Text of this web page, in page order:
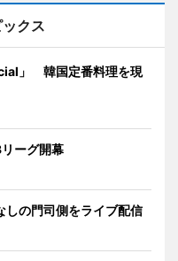
クス
」 韓国定番料理を現
ーグ開幕
しの門司側をライブ配信